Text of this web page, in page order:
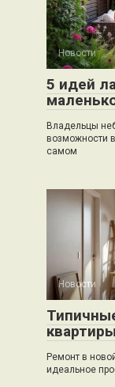
Новости
5 идей
Владельцы
возможности
самом
Новости
Ремонт в
идеальное